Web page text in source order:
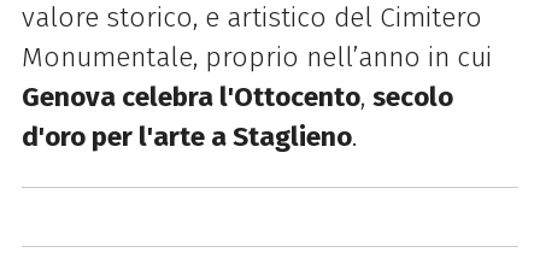
valore storico, e artistico del Cimitero
Monumentale, proprio nell’anno in cui
Genova celebra l'Ottocento, secolo
d'oro per l'arte a Staglieno.